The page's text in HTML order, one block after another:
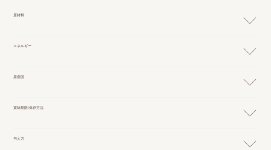
原材料
エネルギー
原産国
賞味期限/保存方法
与え方